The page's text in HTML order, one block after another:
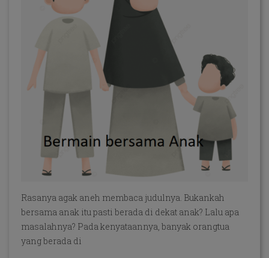
Rasanya agak aneh membaca judulnya. Bukankah
bersama anak itu pasti berada di dekat anak? Lalu apa
masalahnya? Pada kenyataannya, banyak orangtua
yang berada di